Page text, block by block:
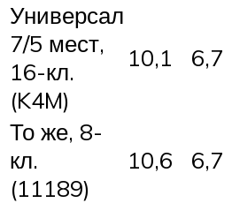
Универсал
7/5 мест,
16-кл.
(K4M)
10,1 6,7
То же, 8-
кл.
(11189)
10,6 6,7